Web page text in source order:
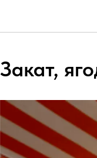
Закат,